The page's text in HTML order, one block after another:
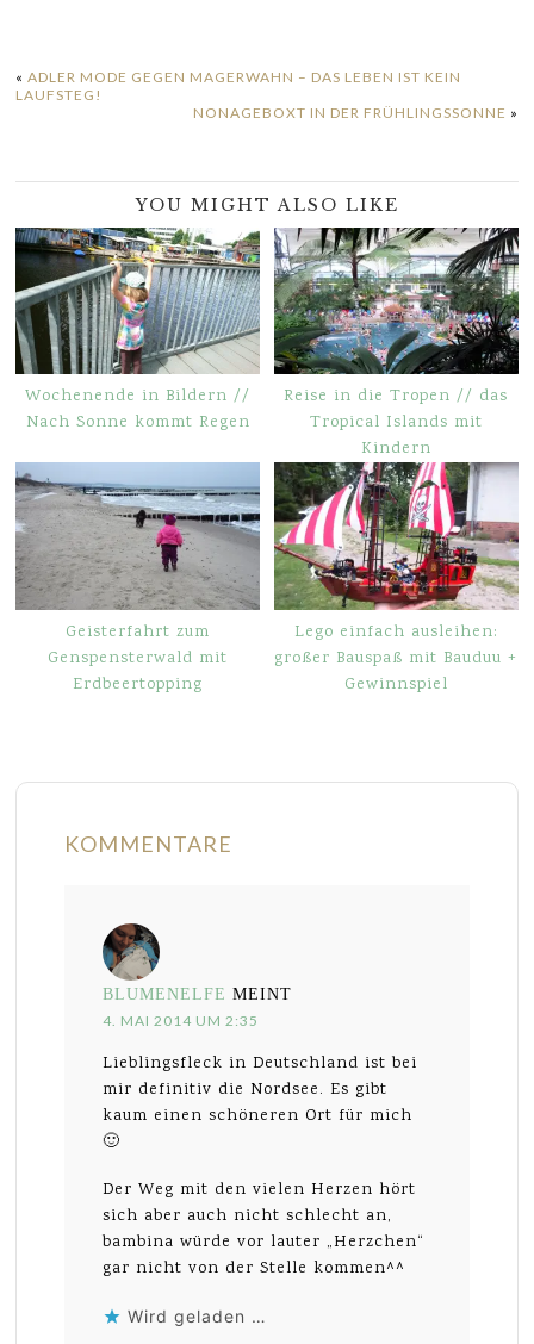
«ADLER MODE GEGEN MAGERWAHN – DAS LEBEN IST KEIN
LAUFSTEG!
NONAGEBOXT IN DER FRÜHLINGSSONNE »
YOU MIGHT ALSO LIKE
Wochenende in Bildern //
Nach Sonne kommt Regen
Reise in die Tropen // das
Tropical Islands mit
Kindern
Geisterfahrt zum
Genspensterwald mit
Erdbeertopping
Lego einfach ausleihen:
großer Bauspaß mit Bauduu +
Gewinnspiel
KOMMENTARE
BLUMENELFE MEINT
4. MAI 2014 UM 2:35
Lieblingsfleck in Deutschland ist bei
mir definitiv die Nordsee. Es gibt
kaum einen schöneren Ort für mich
🙂
Der Weg mit den vielen Herzen hört
sich aber auch nicht schlecht an,
bambina würde vor lauter „Herzchen“
gar nicht von der Stelle kommen^^
Wird geladen …